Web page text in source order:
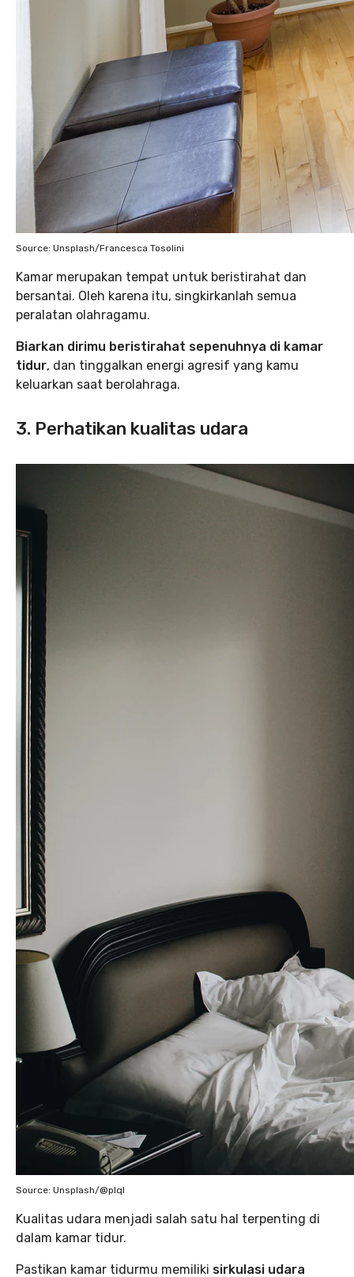
Source: Unsplash/Francesca Tosolini
Kamar merupakan tempat untuk beristirahat dan
bersantai. Oleh karena itu, singkirkanlah semua
peralatan olahragamu.
Biarkan dirimu beristirahat sepenuhnya di kamar
tidur, dan tinggalkan energi agresif yang kamu
keluarkan saat berolahraga.
3. Perhatikan kualitas udara
Source: Unsplash/@plql
Kualitas udara menjadi salah satu hal terpenting di
dalam kamar tidur.
Pastikan kamar tidurmu memiliki sirkulasi udara